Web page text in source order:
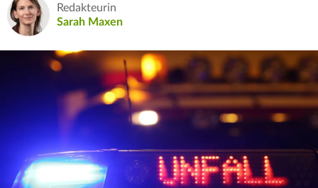
Redakteurin
Sarah Maxen